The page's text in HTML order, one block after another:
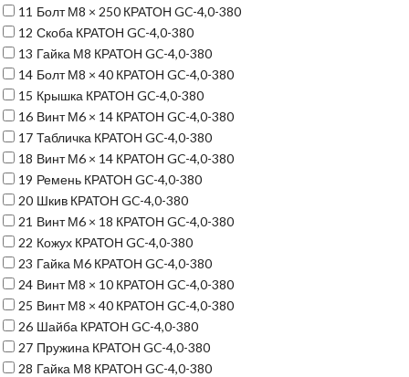
11 Болт М8 × 250 КРАТОН GC-4,0-380
12 Скоба КРАТОН GC-4,0-380
13 Гайка М8 КРАТОН GC-4,0-380
14 Болт М8 × 40 КРАТОН GC-4,0-380
15 Крышка КРАТОН GC-4,0-380
16 Винт М6 × 14 КРАТОН GC-4,0-380
17 Табличка КРАТОН GC-4,0-380
18 Винт М6 × 14 КРАТОН GC-4,0-380
19 Ремень КРАТОН GC-4,0-380
20 Шкив КРАТОН GC-4,0-380
21 Винт М6 × 18 КРАТОН GC-4,0-380
22 Кожух КРАТОН GC-4,0-380
23 Гайка М6 КРАТОН GC-4,0-380
24 Винт М8 × 10 КРАТОН GC-4,0-380
25 Винт М8 × 40 КРАТОН GC-4,0-380
26 Шайба КРАТОН GC-4,0-380
27 Пружина КРАТОН GC-4,0-380
28 Гайка М8 КРАТОН GC-4,0-380